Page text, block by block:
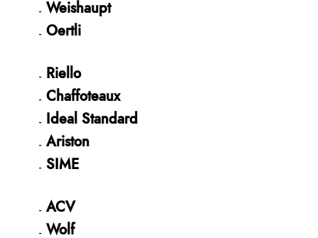
Weishaupt
Oertli
Riello
Chaffoteaux
Ideal Standard
Ariston
SIME
ACV
Wolf